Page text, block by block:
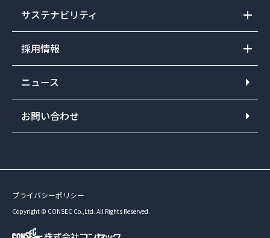
サステナビリティ
採用情報
ニュース
お問い合わせ
プライバシーポリシー
Copyright © CONSEC Co.,Ltd. All Rights Reserved.